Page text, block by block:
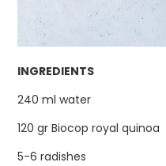
INGREDIENTS
240 ml water
120 gr Biocop royal quinoa
5-6 radishes